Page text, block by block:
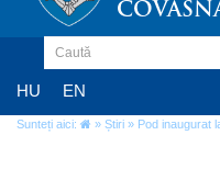
HU EN
Sunteți aici: » Știri » Pod inaugurat